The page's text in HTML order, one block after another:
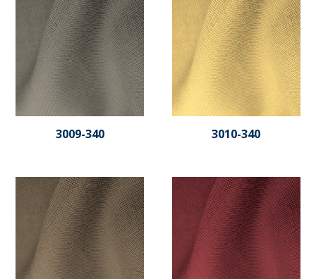
3009-340 3010-340